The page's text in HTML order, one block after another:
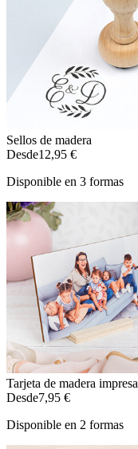
Sellos de madera
Desde12,95 €
Disponible en 3 formas
Tarjeta de madera impresa
Desde7,95 €
Disponible en 2 formas